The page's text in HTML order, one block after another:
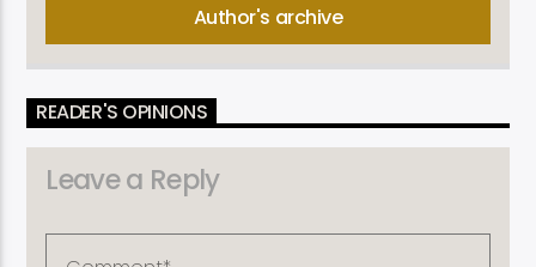
Author's archive
READER'S OPINIONS
Leave a Reply